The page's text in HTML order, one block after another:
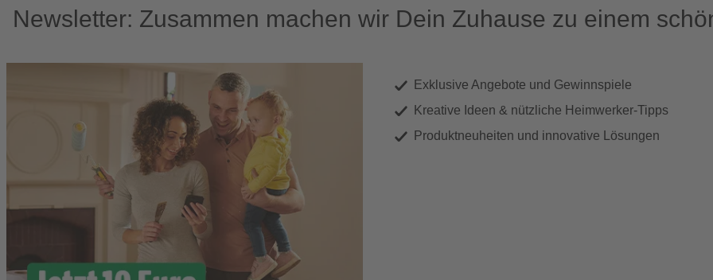
Newsletter: Zusammen machen wir Dein Zuhause zu einem
Exklusive Angebote und Gewinnspiele
Kreative Ideen & nützliche Heimwerker-Tipps
Produktneuheiten und innovative Lösungen